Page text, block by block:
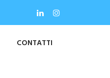
CONTATTI